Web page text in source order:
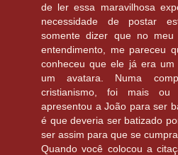
de ler essa maravilhosa
necessidade de postar
somente dizer que no
entendimento, me pareceu
conheceu que ele já era um
um avatara. Numa
cristianismo, foi mais ou
apresentou a João para ser
é que deveria ser batizado
ser assim para que se
Quando você colocou a